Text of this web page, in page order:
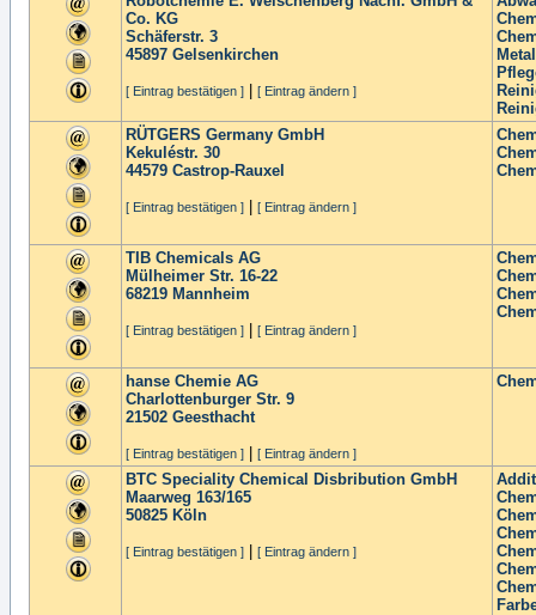
Co. KG
Schäferstr. 3
45897 Gelsenkirchen
[ Eintrag bestätigen ] [ Eintrag ändern ]
RÜTGERS Germany GmbH
Kekuléstr. 30
44579 Castrop-Rauxel
[ Eintrag bestätigen ] [ Eintrag ändern ]
TIB Chemicals AG
Mülheimer Str. 16-22
68219 Mannheim
[ Eintrag bestätigen ] [ Eintrag ändern ]
hanse Chemie AG
Charlottenburger Str. 9
21502 Geesthacht
[ Eintrag bestätigen ] [ Eintrag ändern ]
BTC Speciality Chemical Disbribution GmbH
Maarweg 163/165
50825 Köln
[ Eintrag bestätigen ] [ Eintrag ändern ]